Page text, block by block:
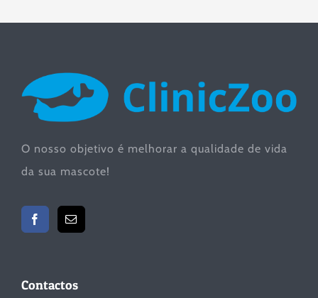
O nosso objetivo é melhorar a qualidade de vida
da sua mascote!
Contactos